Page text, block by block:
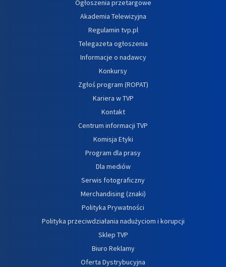
Ogłoszenia przetargowe
Akademia Telewizyjna
Regulamin tvp.pl
Telegazeta ogłoszenia
Informacje o nadawcy
Konkursy
Zgłoś program (ROPAT)
Kariera w TVP
Kontakt
Centrum informacji TVP
Komisja Etyki
Program dla prasy
Dla mediów
Serwis fotograficzny
Merchandising (znaki)
Polityka Prywatności
Polityka przeciwdziałania nadużyciom i korupcji
Sklep TVP
Biuro Reklamy
Oferta Dystrybucyjna